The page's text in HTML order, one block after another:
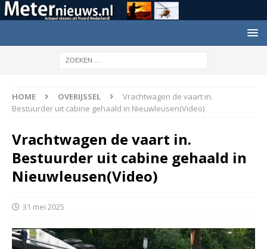
HOME OVERIJSSEL
Vrachtwagen de vaart in.
Bestuurder uit cabine gehaald in Nieuwleusen(Video)
Vrachtwagen de vaart in.
Bestuurder uit cabine gehaald in
Nieuwleusen(Video)
31 mei 2025